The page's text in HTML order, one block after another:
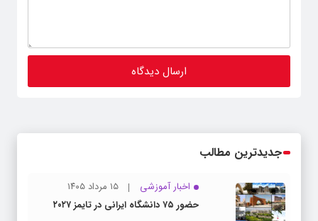
جدیدترین مطالب
اخبار آموزشی
۱۵ مرداد ۱۴۰۵
حضور ۷۵ دانشگاه ایرانی در تایمز ۲۰۲۷